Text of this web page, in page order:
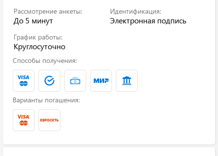
Рассмотрение анкеты:
До 5 минут
Идентификация:
Электронная подпись
График работы:
Круглосуточно
Способы получения:
Варианты погашения: